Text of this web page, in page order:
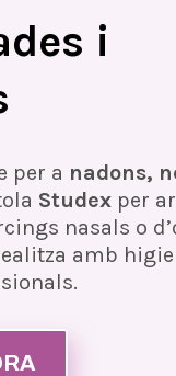
i
per a nadons,
Studex per
nasals o
amb